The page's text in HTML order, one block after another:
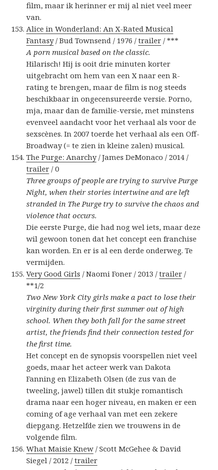
film, maar ik herinner er mij al niet veel meer
van.
Alice in Wonderland: An X-Rated Musical
Fantasy/ Bud Townsend / 1976 /trailer / ***
A porn musical based on the classic.
Hilarisch! Hij is ooit drie minuten korter
uitgebracht om hem van een X naar een R-
rating te brengen, maar de film is nog steeds
beschikbaar in ongecensureerde versie. Porno,
mja, maar dan de familie-versie, met minstens
evenveel aandacht voor het verhaal als voor de
sexscènes. In 2007 toerde het verhaal als een Off-
Broadway (= te zien in kleine zalen) musical.
The Purge: Anarchy/ James DeMonaco / 2014 /
trailer / 0
Three groups of people are trying to survive Purge
Night, when their stories intertwine and are left
stranded in The Purge try to survive the chaos and
violence that occurs.
Die eerste Purge, die had nog wel iets, maar deze
wil gewoon tonen dat het concept een franchise
kan worden. En er is al een derde onderweg. Te
vermijden.
Very Good Girls / Naomi Foner / 2013 /trailer /
**1/2
Two New York City girls make a pact to lose their
virginity during their first summer out of high
school. When they both fall for the same street
artist, the friends find their connection tested for
the first time.
Het concept en de synopsis voorspellen niet veel
goeds, maar het acteer werk van Dakota
Fanning en Elizabeth Olsen (de zus van de
tweeling, jawel) tillen dit stukje romantisch
drama naar een hoger niveau, en maken er een
coming of age verhaal van met een zekere
diepgang. Hetzelfde zien we trouwens in de
volgende film.
What Maisie Knew / Scott McGehee & David
Siegel / 2012 /trailer